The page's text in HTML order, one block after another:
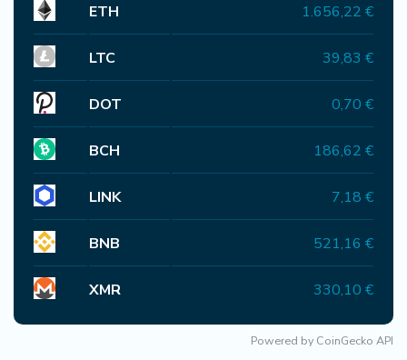
ETH 1.656,22 €
LTC 39,83 €
DOT 0,70 €
BCH 186,62 €
LINK 7,18 €
BNB 521,16 €
XMR 330,10 €
Powered by CoinGecko API